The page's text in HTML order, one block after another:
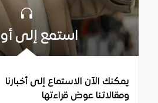
استمع إلى
يمكنك الآن الاستماع إلى أخبارنا
ومقالاتنا عوض قراءتها